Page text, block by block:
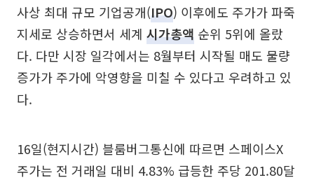
사상 최대 규모 기업공개(IPO) 이후에도 주가가 파죽
지세로 상승하면서 세계 시가총액 순위 5위에 올랐
다. 다만 시장 일각에서는 8월부터 시작될 매도 물량
증가가 주가에 악영향을 미칠 수 있다고 우려하고 있
다.
16일(현지시간) 블룸버그통신에 따르면 스페이스X
주가는 전 거래일 대비 4.83% 급등한 주당 201.80달